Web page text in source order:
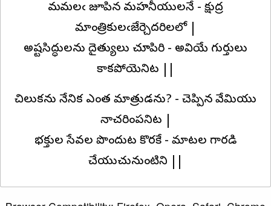
మహిమలఁ జూపిన మహనీయులనే - క్షుద్ర
మాంత్రికులఁజేర్చెదరిలలో |
అష్టసిద్ధులను దైత్యులు చూపిరి - అవియే గుర్తులు
కాకపోయెనిట ||
చిలుకను నేనిక ఎంత మాత్రుడను? - చెప్పిన వేమియు
నాచరింపనిట |
భక్తుల సేవల పొందుట కొరకే - మాటల గారడి
చేయుచునుంటిని ||